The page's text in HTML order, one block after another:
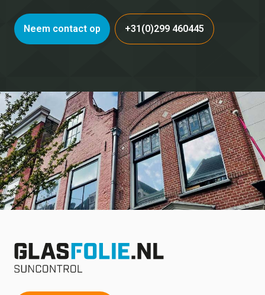
Neem contact op +31(0)299 460445